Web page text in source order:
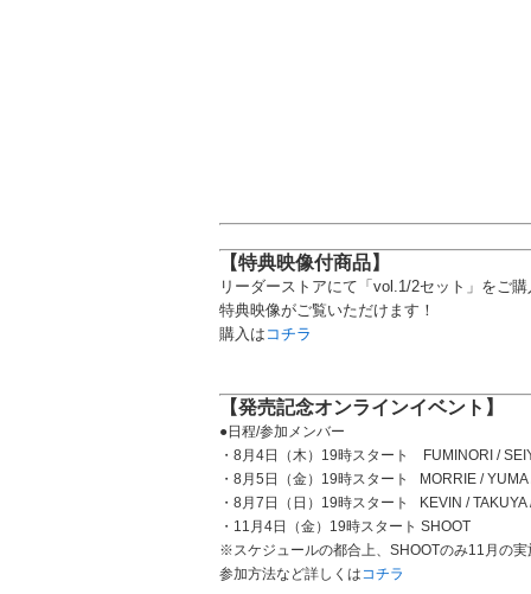
【特典映像付商品】
リーダーストアにて「vol.1/2セット」をご
特典映像がご覧いただけます！
購入は コチラ
【発売記念オンラインイベント】
●日程/参加メンバー
・8月4日（木）19時スタート FUMINORI /
・8月5日（金）19時スタート MORRIE / YUMA
・8月7日（日）19時スタート KEVIN / TAKUYA
・11月4日（金）19時スタート SHOOT
※スケジュールの都合上、SHOOTのみ11月の実
参加方法など詳しくは コチラ